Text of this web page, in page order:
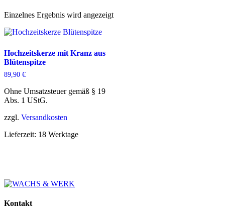
Einzelnes Ergebnis wird angezeigt
Hochzeitskerze mit Kranz aus
Blütenspitze
89,90 €
Ohne Umsatzsteuer gemäß § 19
Abs. 1 UStG.
zzgl. Versandkosten
Lieferzeit: 18 Werktage
Kontakt